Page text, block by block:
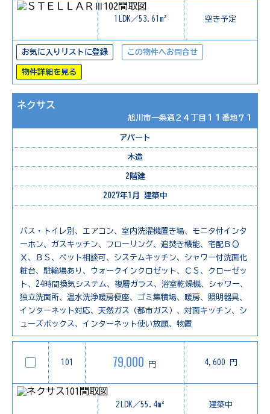
1LDK／53.61m² 空き予定
お気に入りリストに登録 この物件へお問合せ
物件詳細を見る
ネクサス
旭川市一条通２４丁目１１番地７１
アパート
木造
2階建
2027年1月 建築中
バス・トイレ別、エアコン、室内洗濯機置き場、モニタ付インタ
ーホン、ガスキッチン、フローリング、追焚き機能、宅配ＢＯ
Ｘ、ＢＳ、ペット相談可、システムキッチン、シャワー付洗面化
粧台、駐輪場あり、ウォークインクロゼット、ＣＳ、クローゼッ
ト、24時間換気システム、複層ガラス、浴室乾燥機、シャワー、
独立洗面所、温水洗浄暖房便座、ゴミ集積場、暖房、照明器具、
インターネット対応、天然ガス（都市ガス）、対面キッチン、シ
ューズボックス、インターネット使い放題、物置
101 79,000 円 4,600 円
2LDK／55.4m² 建築中